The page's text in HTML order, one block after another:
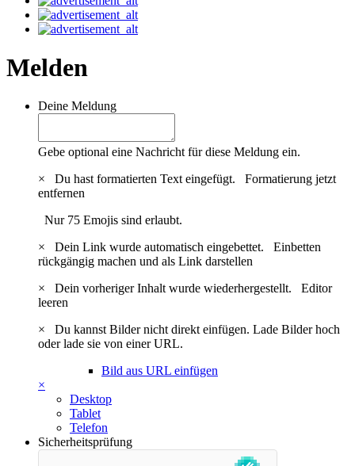
Melden
Deine Meldung
Gebe optional eine Nachricht für diese Meldung ein.
×
Du hast formatierten Text eingefügt. Formatierung jetzt
entfernen
Nur 75 Emojis sind erlaubt.
×
Dein Link wurde automatisch eingebettet. Einbetten
rückgängig machen und als Link darstellen
×
Dein vorheriger Inhalt wurde wiederhergestellt. Editor
leeren
×
Du kannst Bilder nicht direkt einfügen. Lade Bilder hoch
oder lade sie von einer URL.
Bild aus URL einfügen
×
Desktop
Tablet
Telefon
Sicherheitsprüfung